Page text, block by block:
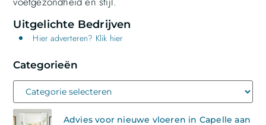
Uitgelichte Bedrijven
Hier adverteren? Klik hier
Categorieën
Advies voor nieuwe vloeren in Capelle aan